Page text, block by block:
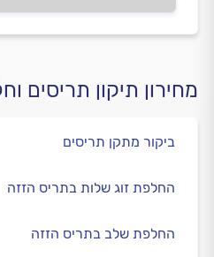
מחירון תיקון תריסים
ביקור מתקן תריסים
החלפת זוג שלות בתריס הזזה
החלפת שלב בתריס הזזה